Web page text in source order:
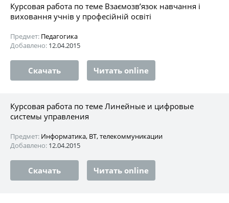
Курсовая работа по теме Взаємозв’язок навчання і
виховання учнів у професійній освіті
Предмет: Педагогика
Добавлено: 12.04.2015
Скачать Читать online
Курсовая работа по теме Линейные и цифровые
системы управления
Предмет: Информатика, ВТ, телекоммуникации
Добавлено: 12.04.2015
Скачать Читать online